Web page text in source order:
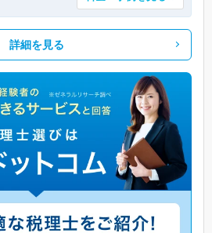
詳細を見る